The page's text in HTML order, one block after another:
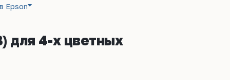
Epson
для 4-х цветных